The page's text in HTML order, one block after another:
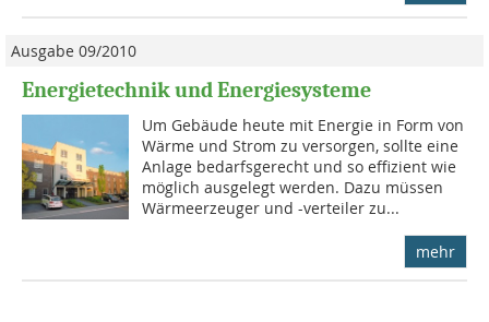
Ausgabe 09/2010
Energietechnik und Energiesysteme
Um Gebäude heute mit Energie in Form von
Wärme und Strom zu versorgen, sollte eine
Anlage bedarfsgerecht und so effizient wie
möglich ausgelegt werden. Dazu müssen
Wärmeerzeuger und -verteiler zu...
mehr